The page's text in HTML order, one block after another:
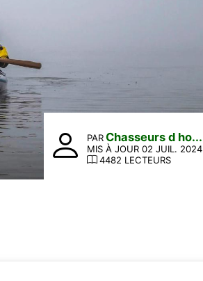
PAR Chasseurs d ho...
MIS À JOUR 02 JUIL. 2024
4482 LECTEURS